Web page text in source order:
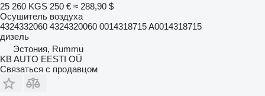
25 260 KGS 250 € ≈ 288,90 $
Осушитель воздуха
4324332060 4324320060 0014318715 A0014318715
дизель
Эстония, Rummu
KB AUTO EESTI OÜ
Связаться с продавцом